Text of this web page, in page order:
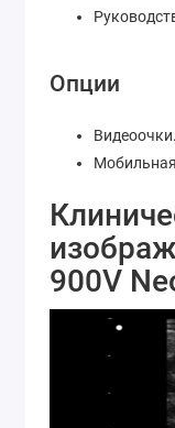
Опции
Видеоочки.
900V